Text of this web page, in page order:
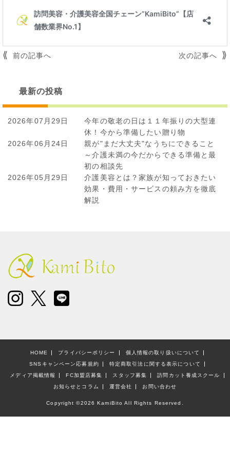
投
ゲ
ー
ョ
前の記事へ 次の記事へ
最新の投稿
2026年07月29日
今年の敬老の日は１１年振りの大型連
休！今から準備したい贈り物
2026年06月24日
親が"まだ大丈夫"なうちにできること
～介護未満の今だからできる準備と最
初の相談先
2026年05月29日
介護美容とは？家族が知っておきたい
効果・費用・サービスの頼み方を徹底
解説
HOME プライバシーポリシー
個人情報の取り扱いについて
SNSキャンペーン応募規約
特定商取引法に関する表示について
メディア掲載情報
FC加盟店募集 スタッフ募集
訪問カット養成スクール
お知らせとコラム
運営会社 お問い合わせ
Copyright ©2026 KamiBito All Rights Reserved.